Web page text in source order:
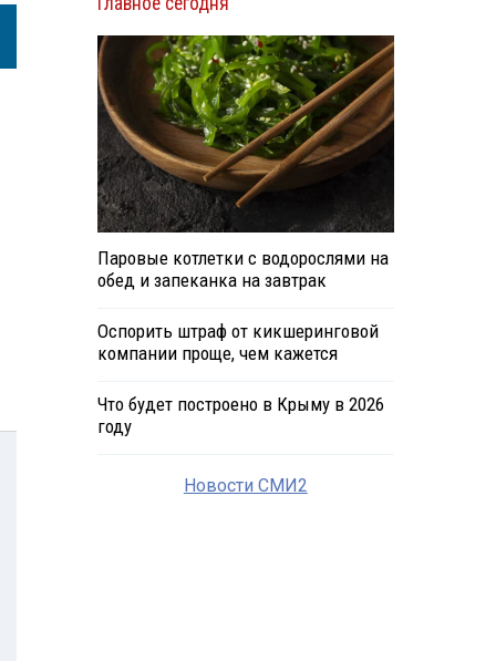
Паровые котлетки с водорослями на
обед и запеканка на завтрак
Оспорить штраф от кикшеринговой
компании проще, чем кажется
Что будет построено в Крыму в 2026
году
Новости СМИ2